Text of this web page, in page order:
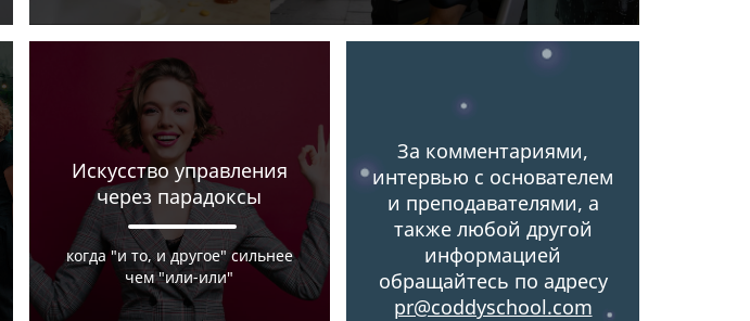
Искусство управления
через парадоксы
когда "и то, и другое" сильнее
чем "или-или"
За комментариями,
интервью с основателем
и преподавателями, а
также любой другой
информацией
обращайтесь по адресу
pr@coddyschool.com